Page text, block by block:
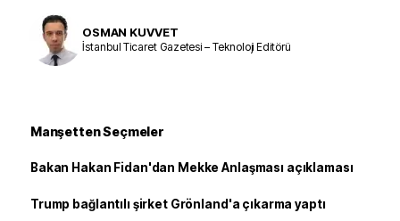
OSMAN KUVVET
İstanbul Ticaret Gazetesi – Teknoloji Editörü
Manşetten Seçmeler
Bakan Hakan Fidan'dan Mekke Anlaşması açıklaması
Trump bağlantılı şirket Grönland'a çıkarma yaptı